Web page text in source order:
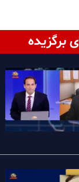
برگزیده